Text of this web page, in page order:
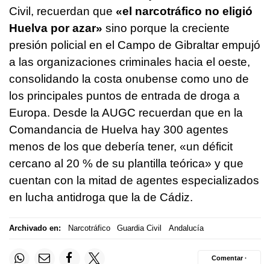
Civil, recuerdan que «el narcotráfico no eligió
Huelva por azar» sino porque la creciente
presión policial en el Campo de Gibraltar empujó
a las organizaciones criminales hacia el oeste,
consolidando la costa onubense como uno de
los principales puntos de entrada de droga a
Europa. Desde la AUGC recuerdan que en la
Comandancia de Huelva hay 300 agentes
menos de los que debería tener, «un déficit
cercano al 20 % de su plantilla teórica» y que
cuentan con la mitad de agentes especializados
en lucha antidroga que la de Cádiz.
Archivado en: Narcotráfico Guardia Civil Andalucía
Comentar ·